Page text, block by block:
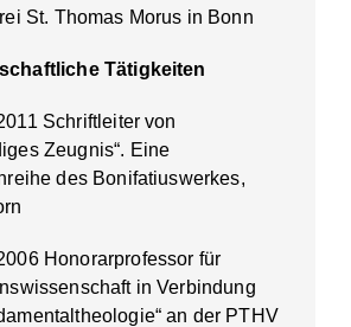
St. Thomas Morus in Bonn
Tätigkeiten
Schriftleiter von
Zeugnis“. Eine
des Bonifatiuswerkes,
Honorarprofessor für
in Verbindung
an der PTHV